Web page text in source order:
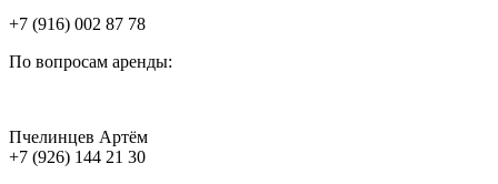
+7 (916) 002 87 78
По вопросам аренды:
Пчелинцев Артём
+7 (926) 144 21 30